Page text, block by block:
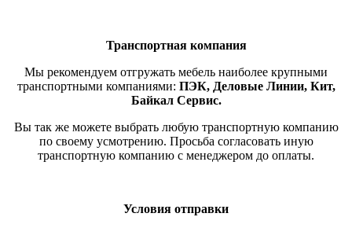
Транспортная компания
Мы рекомендуем отгружать мебель наиболее крупными
транспортными компаниями: ПЭК, Деловые Линии, Кит,
Байкал Сервис.
Вы так же можете выбрать любую транспортную компанию
по своему усмотрению. Просьба согласовать иную
транспортную компанию с менеджером до оплаты.
Условия отправки